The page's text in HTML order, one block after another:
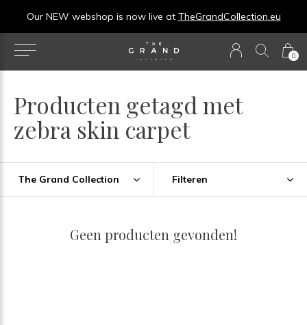
0
Our NEW webshop is now live at TheGrandCollection.eu
Producten getagd met
zebra skin carpet
The Grand Collection Filteren
Geen producten gevonden!